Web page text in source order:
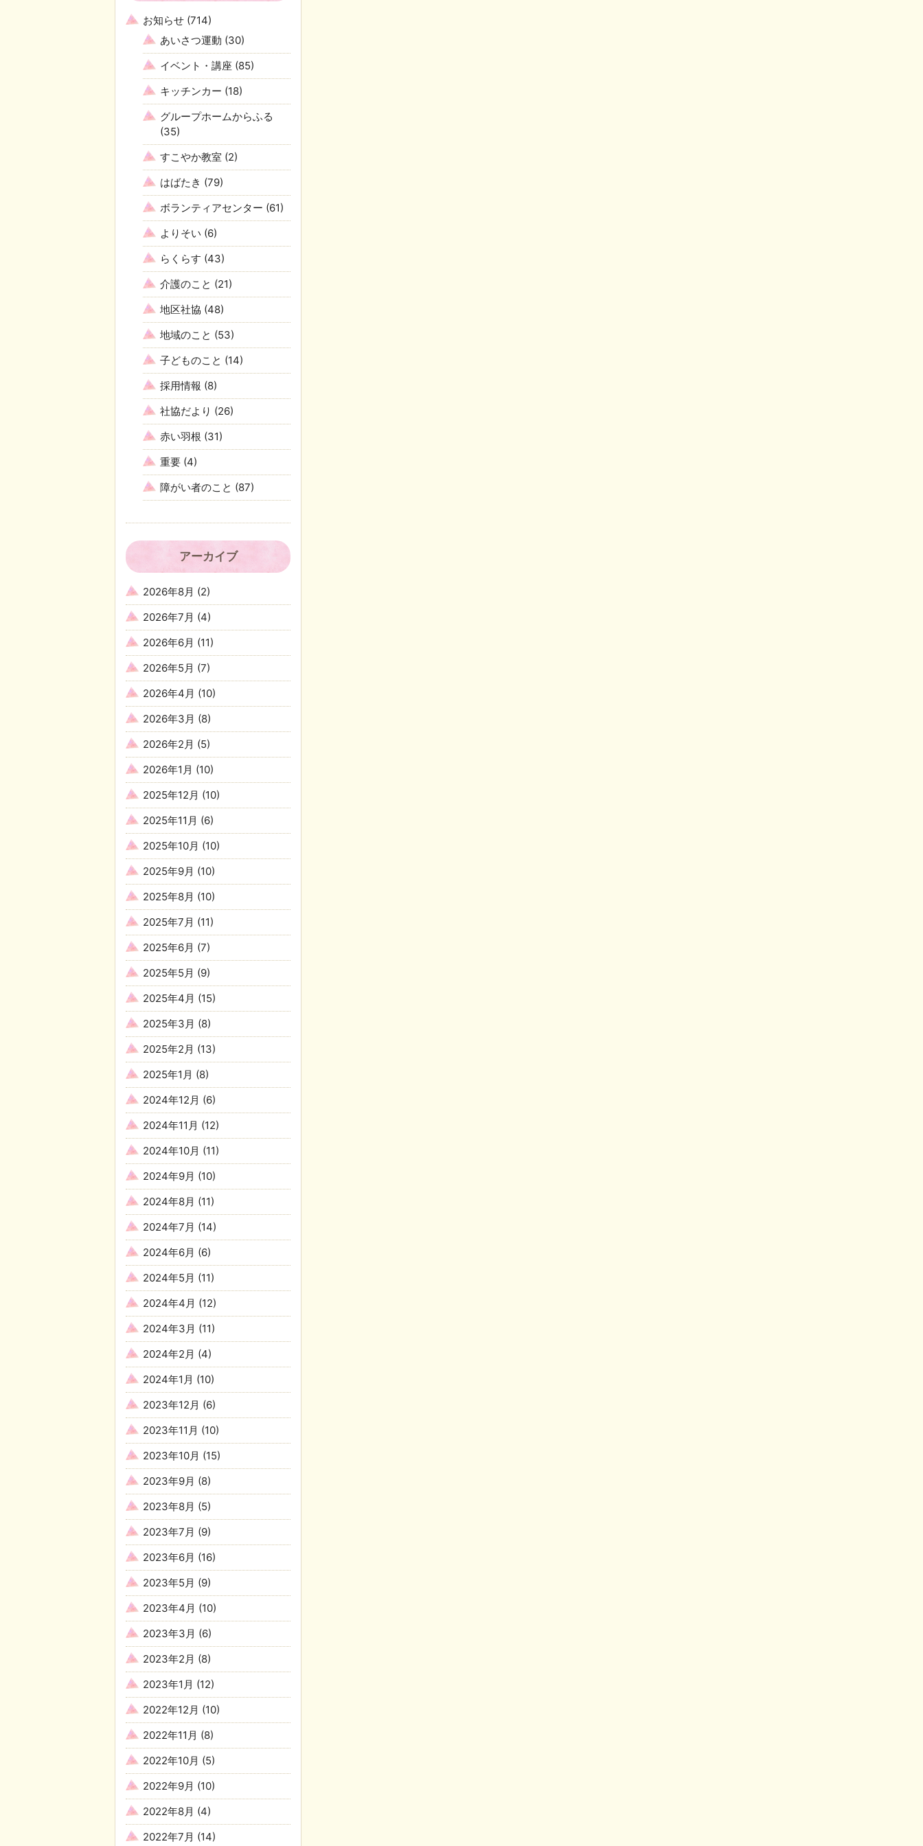
お知らせ (714)
あいさつ運動 (30)
イベント・講座 (85)
キッチンカー (18)
グループホームからふる
(35)
すこやか教室 (2)
はばたき (79)
ボランティアセンター (61)
よりそい (6)
らくらす (43)
介護のこと (21)
地区社協 (48)
地域のこと (53)
子どものこと (14)
採用情報 (8)
社協だより (26)
赤い羽根 (31)
重要 (4)
障がい者のこと (87)
アーカイブ
2026年8月 (2)
2026年7月 (4)
2026年6月 (11)
2026年5月 (7)
2026年4月 (10)
2026年3月 (8)
2026年2月 (5)
2026年1月 (10)
2025年12月 (10)
2025年11月 (6)
2025年10月 (10)
2025年9月 (10)
2025年8月 (10)
2025年7月 (11)
2025年6月 (7)
2025年5月 (9)
2025年4月 (15)
2025年3月 (8)
2025年2月 (13)
2025年1月 (8)
2024年12月 (6)
2024年11月 (12)
2024年10月 (11)
2024年9月 (10)
2024年8月 (11)
2024年7月 (14)
2024年6月 (6)
2024年5月 (11)
2024年4月 (12)
2024年3月 (11)
2024年2月 (4)
2024年1月 (10)
2023年12月 (6)
2023年11月 (10)
2023年10月 (15)
2023年9月 (8)
2023年8月 (5)
2023年7月 (9)
2023年6月 (16)
2023年5月 (9)
2023年4月 (10)
2023年3月 (6)
2023年2月 (8)
2023年1月 (12)
2022年12月 (10)
2022年11月 (8)
2022年10月 (5)
2022年9月 (10)
2022年8月 (4)
2022年7月 (14)